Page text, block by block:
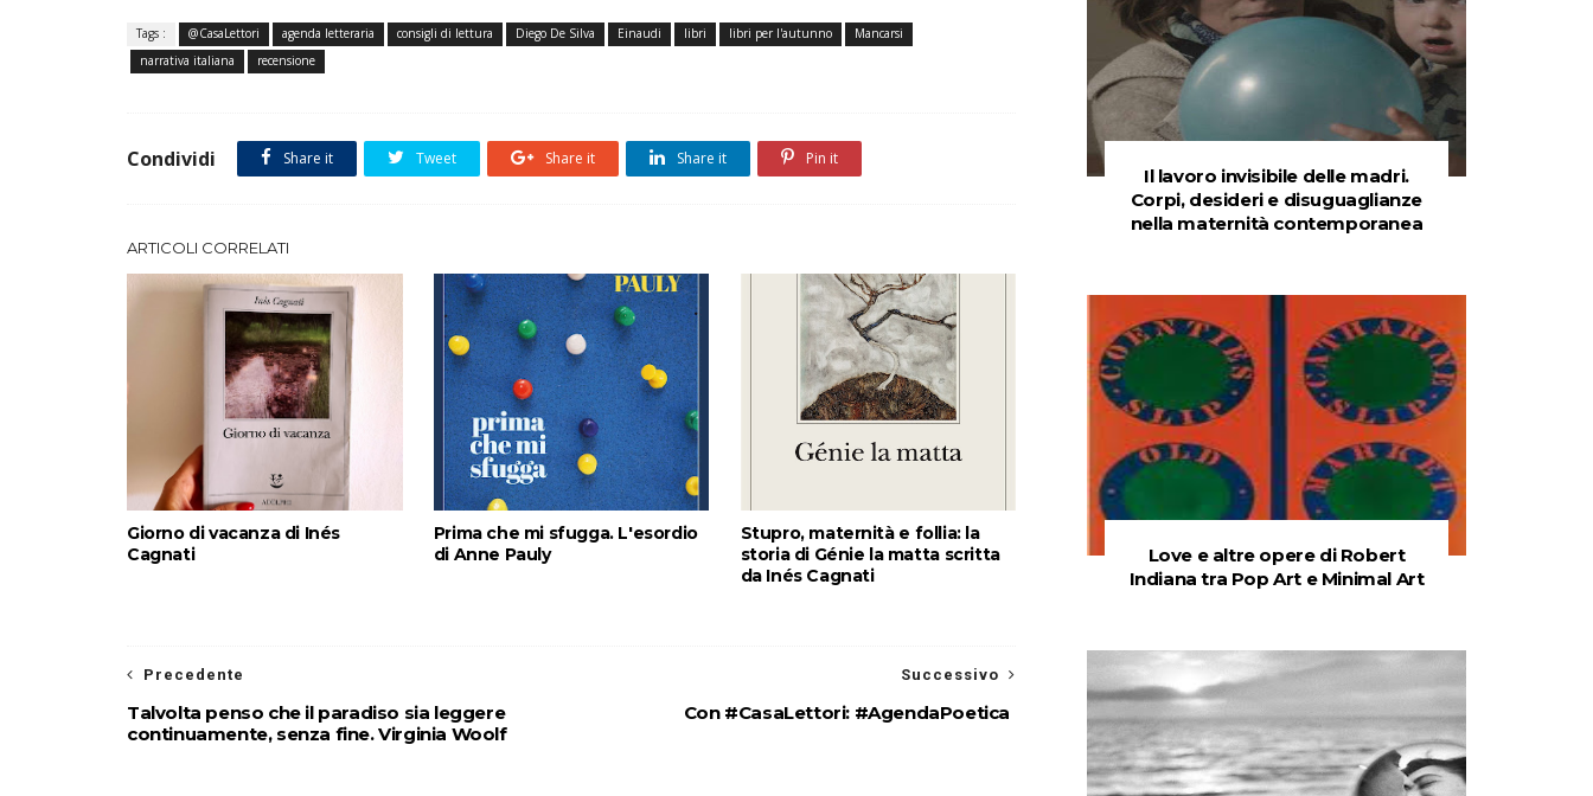
Tags : @CasaLettori agenda letteraria consigli di lettura Diego De Silva Einaudi libri libri per l'autunno
Mancarsi
narrativa italiana
recensione
Condividi Share it Tweet Share it Share it Pin it
ARTICOLI CORRELATI
Giorno di vacanza di Inés
Cagnati
Prima che mi sfugga. L'esordio
di Anne Pauly
Stupro, maternità e follia: la
storia di Génie la matta scritta
da Inés Cagnati
Successivo
Con #CasaLettori: #AgendaPoetica
Precedente
Talvolta penso che il paradiso sia leggere
continuamente, senza fine. Virginia Woolf
Il lavoro invisibile delle madri.
Corpi, desideri e disuguaglianze
nella maternità contemporanea
Love e altre opere di Robert
Indiana tra Pop Art e Minimal Art